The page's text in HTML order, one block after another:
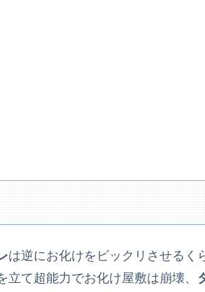
は逆にお化けをビックリさせるく
立て超能力でお化け屋敷は崩壊、